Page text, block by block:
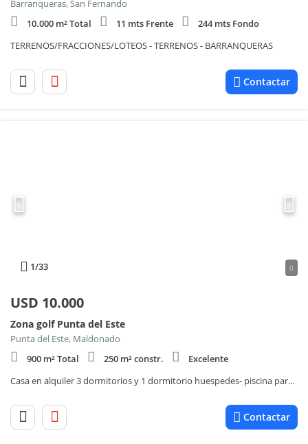
Barranqueras, San Fernando
10.000 m² Total
11 mts Frente
244 mts Fondo
TERRENOS/FRACCIONES/LOTEOS - TERRENOS - BARRANQUERAS
Contactar
1/33 0
USD 10.000
Zona golf Punta del Este
Punta del Este, Maldonado
900 m² Total
250 m² constr.
Excelente
Casa en alquiler 3 dormitorios y 1 dormitorio huespedes- piscina parrillero Golf Parada 20 Brava
Contactar